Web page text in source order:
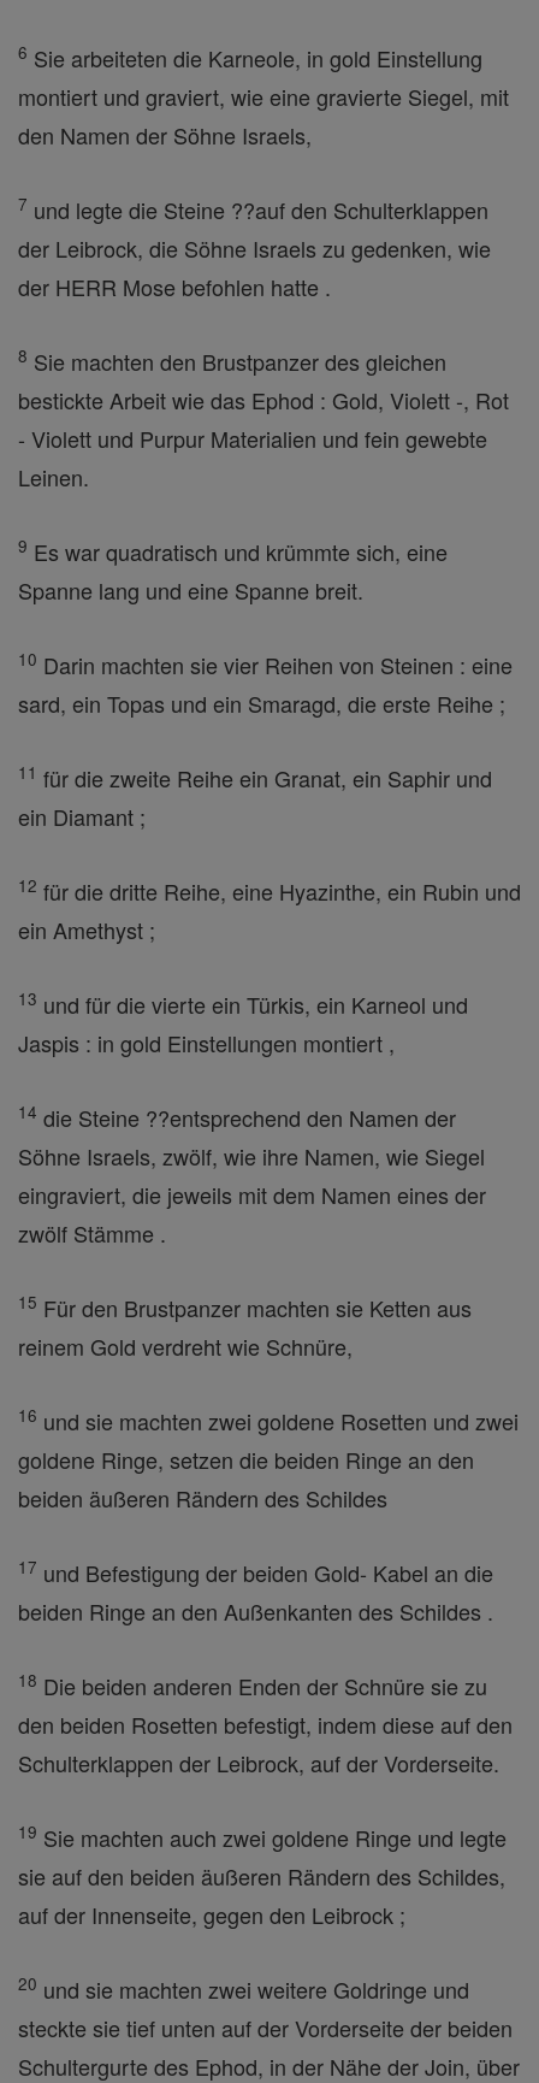
6 Sie arbeiteten die Karneole, in gold Einstellung
montiert und graviert, wie eine gravierte Siegel, mit
den Namen der Söhne Israels,
7 und legte die Steine ??auf den Schulterklappen
der Leibrock, die Söhne Israels zu gedenken, wie
der HERR Mose befohlen hatte .
8 Sie machten den Brustpanzer des gleichen
bestickte Arbeit wie das Ephod : Gold, Violett -, Rot
- Violett und Purpur Materialien und fein gewebte
Leinen.
9 Es war quadratisch und krümmte sich, eine
Spanne lang und eine Spanne breit.
10 Darin machten sie vier Reihen von Steinen : eine
sard, ein Topas und ein Smaragd, die erste Reihe ;
11 für die zweite Reihe ein Granat, ein Saphir und
ein Diamant ;
12 für die dritte Reihe, eine Hyazinthe, ein Rubin und
ein Amethyst ;
13 und für die vierte ein Türkis, ein Karneol und
Jaspis : in gold Einstellungen montiert ,
14 die Steine ??entsprechend den Namen der
Söhne Israels, zwölf, wie ihre Namen, wie Siegel
eingraviert, die jeweils mit dem Namen eines der
zwölf Stämme .
15 Für den Brustpanzer machten sie Ketten aus
reinem Gold verdreht wie Schnüre,
16 und sie machten zwei goldene Rosetten und zwei
goldene Ringe, setzen die beiden Ringe an den
beiden äußeren Rändern des Schildes
17 und Befestigung der beiden Gold- Kabel an die
beiden Ringe an den Außenkanten des Schildes .
18 Die beiden anderen Enden der Schnüre sie zu
den beiden Rosetten befestigt, indem diese auf den
Schulterklappen der Leibrock, auf der Vorderseite.
19 Sie machten auch zwei goldene Ringe und legte
sie auf den beiden äußeren Rändern des Schildes,
auf der Innenseite, gegen den Leibrock ;
20 und sie machten zwei weitere Goldringe und
steckte sie tief unten auf der Vorderseite der beiden
Schultergurte des Ephod, in der Nähe der Join, über